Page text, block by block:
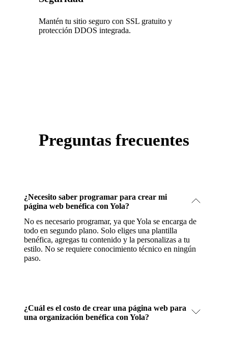
Mantén tu sitio seguro con SSL gratuito y
protección DDOS integrada.
Preguntas frecuentes
¿Necesito saber programar para crear mi
página web benéfica con Yola?
No es necesario programar, ya que Yola se encarga de
todo en segundo plano. Solo eliges una plantilla
benéfica, agregas tu contenido y la personalizas a tu
estilo. No se requiere conocimiento técnico en ningún
paso.
¿Cuál es el costo de crear una página web para
una organización benéfica con Yola?